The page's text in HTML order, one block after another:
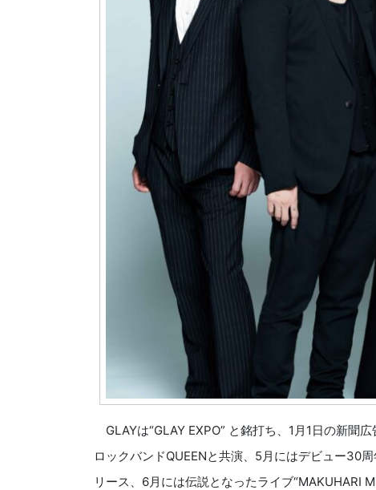
GLAYは“GLAY EXPO” と銘打ち、1月1日の新聞
ロックバンドQUEENと共演、5月にはデビュー30
リース、6月には伝説となったライブ“MAKUHARI